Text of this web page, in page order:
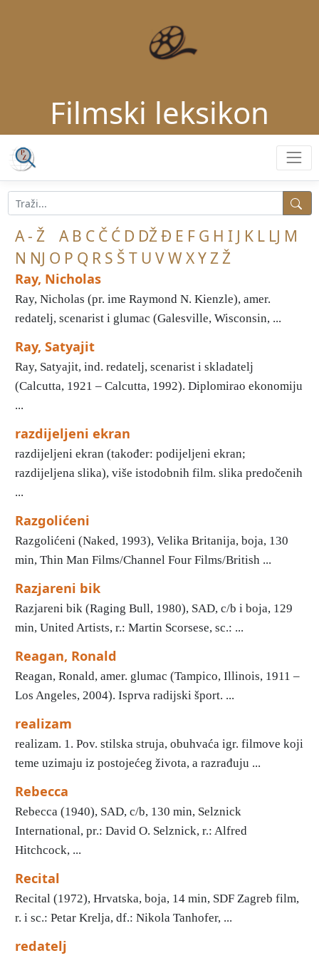
Filmski leksikon
A - Ž A B C Č Ć D DŽĐ E F G H I J K L LJ M
N NJ O P Q R S Š T U VW XYZŽ
Ray, Nicholas
Ray, Nicholas (pr. ime Raymond N. Kienzle), amer.
redatelj, scenarist i glumac (Galesville, Wisconsin, ...
Ray, Satyajit
Ray, Satyajit, ind. redatelj, scenarist i skladatelj
(Calcutta, 1921 – Calcutta, 1992). Diplomirao ekonomiju
...
razdijeljeni ekran
razdijeljeni ekran (također: podijeljeni ekran;
razdijeljena slika), više istodobnih film. slika predočenih
...
Razgolićeni
Razgolićeni (Naked, 1993), Velika Britanija, boja, 130
min, Thin Man Films/Channel Four Films/British ...
Razjareni bik
Razjareni bik (Raging Bull, 1980), SAD, c/b i boja, 129
min, United Artists, r.: Martin Scorsese, sc.: ...
Reagan, Ronald
Reagan, Ronald, amer. glumac (Tampico, Illinois, 1911 –
Los Angeles, 2004). Isprva radijski šport. ...
realizam
realizam. 1. Pov. stilska struja, obuhvaća igr. filmove koji
teme uzimaju iz postojećeg života, a razrađuju ...
Rebecca
Rebecca (1940), SAD, c/b, 130 min, Selznick
International, pr.: David O. Selznick, r.: Alfred
Hitchcock, ...
Recital
Recital (1972), Hrvatska, boja, 14 min, SDF Zagreb film,
r. i sc.: Petar Krelja, df.: Nikola Tanhofer, ...
redatelj